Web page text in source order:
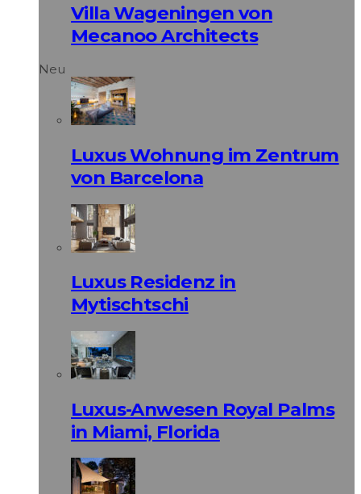
Villa Wageningen von
Mecanoo Architects
Neu
Luxus Wohnung im Zentrum
von Barcelona
Luxus Residenz in
Mytischtschi
Luxus-Anwesen Royal Palms
in Miami, Florida